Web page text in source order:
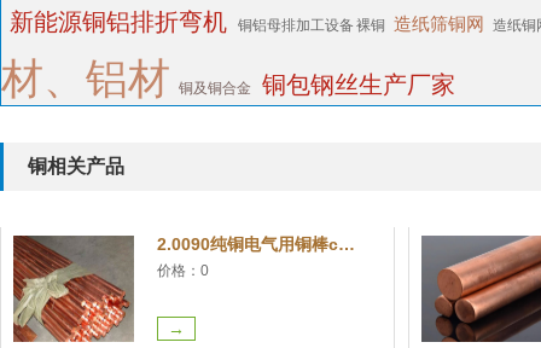
新能源铜铝排折弯机 铜铝母排加工设备 裸铜 造纸筛铜网 造纸铜
材、铝材 铜及铜合金 铜包钢丝生产厂家
铜相关产品
CW012A含银铜电气用铜棒CuAg0.07含银铜锻造铜
价格：0
→